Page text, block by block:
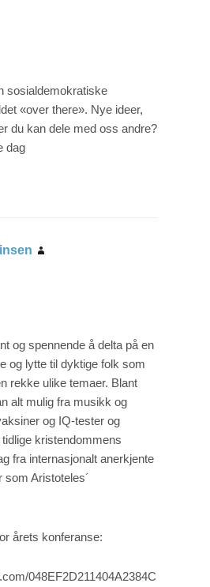
sosialdemokratiske
«over there». Nye ideer,
du kan dele med oss andre?
dag
og spennende å delta på en
og lytte til dyktige folk som
rekke ulike temaer. Blant
alt mulig fra musikk og
og IQ-tester og
kristendommens
fra internasjonalt anerkjente
Aristoteles´
årets konferanse:
048EF2D211404A2384C